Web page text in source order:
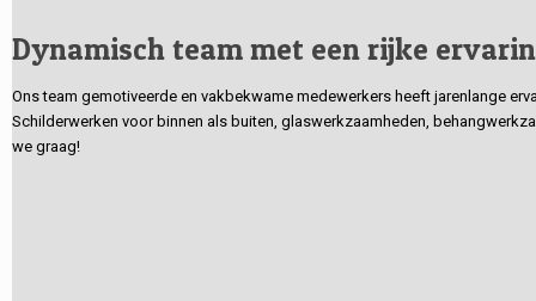
Dynamisch team met een rijke
Ons team gemotiveerde en vakbekwame medewerkers heeft jarenlange
Schilderwerken voor binnen als buiten, glaswerkzaamheden,
we graag!